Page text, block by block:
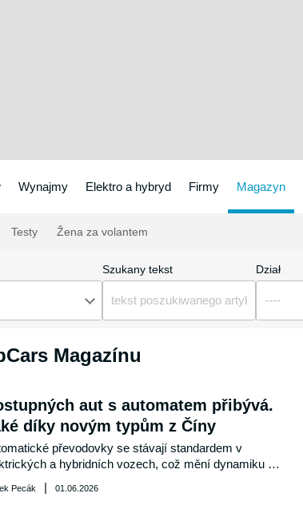
Wynajmy Elektro a hybryd Firmy Magazyn
Testy Žena za volantem
Szukany tekst Dział
----
Magazínu
aut s automatem přibývá.
díky novým typům z Číny
převodovky se stávají standardem v
a hybridních vozech, což mění dynamiku
trhu. Zatímco ceny stávajících modelů
na scénu vstupují nové čínské vozy, které rozšiřují
Pecák | 01.06.2026